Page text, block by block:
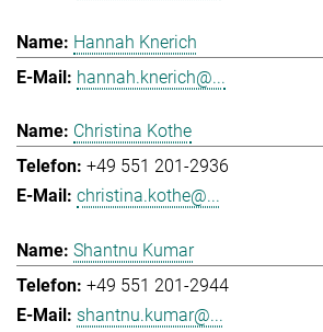
Hannah Knerich
hannah.knerich@...
Christina Kothe
+49 551 201-2936
christina.kothe@...
Shantnu Kumar
+49 551 201-2944
shantnu.kumar@...